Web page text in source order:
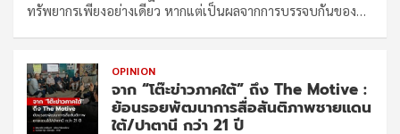
ทรัพยากรเพียงอย่างเดียว หากแต่เป็นผลจากการบรรจบกันของ…
OPINION
จาก “โต๊ะข่าวภาคใต้” ถึง The Motive :
ย้อนรอยพัฒนาการสื่อสันติภาพชายแดน
ใต้/ปาตานี กว่า 21 ปี